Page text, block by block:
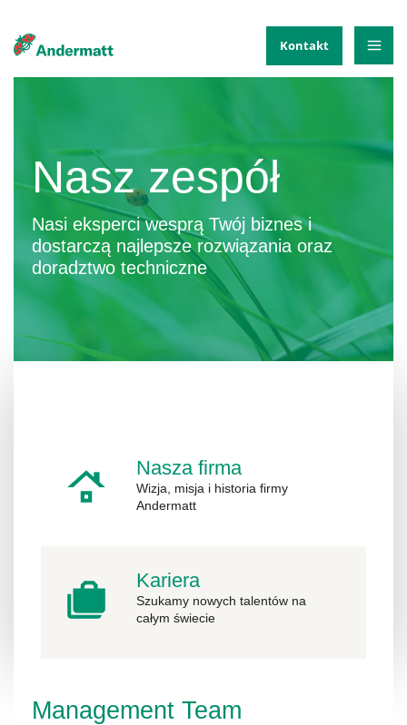
to
Kontakt
Nasz zespół
Nasi eksperci wesprą Twój biznes i
dostarczą najlepsze rozwiązania oraz
doradztwo techniczne
Nasza firma
Wizja, misja i historia firmy
Andermatt
Kariera
Szukamy nowych talentów na
całym świecie
Management Team